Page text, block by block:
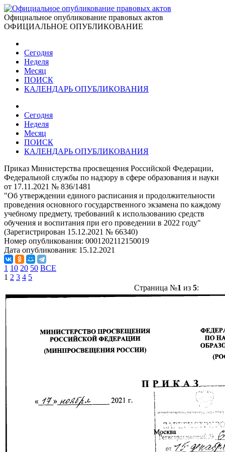
Официальное опубликование правовых актов
ОФИЦИАЛЬНОЕ ОПУБЛИКОВАНИЕ
Сегодня
Неделя
Месяц
ПОИСК
КАЛЕНДАРЬ ОПУБЛИКОВАНИЯ
Сегодня
Неделя
Месяц
ПОИСК
КАЛЕНДАРЬ ОПУБЛИКОВАНИЯ
Приказ Министерства просвещения Российской Федерации,
Федеральной службы по надзору в сфере образования и науки
от 17.11.2021 № 836/1481
"Об утверждении единого расписания и продолжительности
проведения основного государственного экзамена по каждому
учебному предмету, требований к использованию средств
обучения и воспитания при его проведении в 2022 году"
(Зарегистрирован 15.12.2021 № 66340)
Номер опубликования: 0001202112150019
Дата опубликования: 15.12.2021
1 10 20 50 ВСЕ
1 2 3 4 5
Страница №1 из 5: